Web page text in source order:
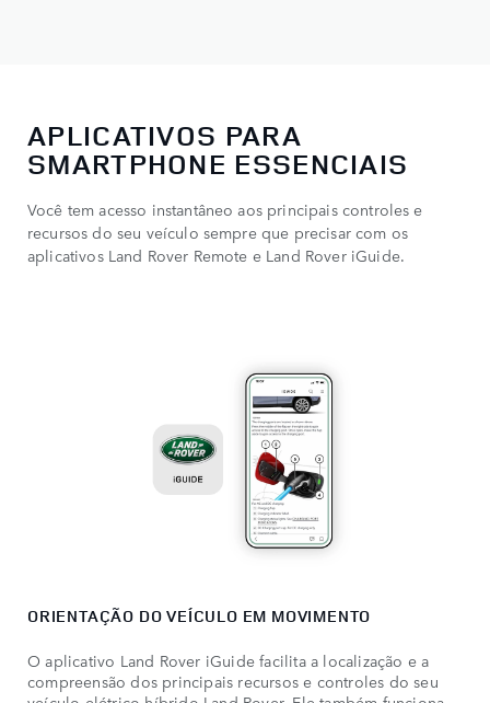
APLICATIVOS PARA
SMARTPHONE ESSENCIAIS
Você tem acesso instantâneo aos principais controles e
recursos do seu veículo sempre que precisar com os
aplicativos Land Rover Remote e Land Rover iGuide.
ORIENTAÇÃO DO VEÍCULO EM MOVIMENTO
O aplicativo Land Rover iGuide facilita a localização e a
compreensão dos principais recursos e controles do seu